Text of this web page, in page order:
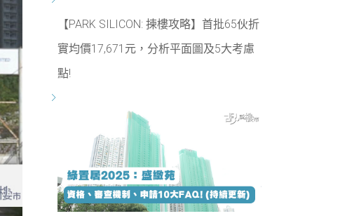
【PARK SILICON: 揀樓攻略】首批65伙折
實均價17,671元，分析平面圖及5大考慮
點!